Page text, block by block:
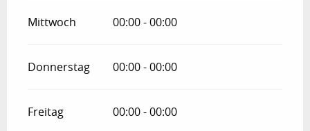
Mittwoch 00:00 - 00:00
Donnerstag 00:00 - 00:00
Freitag 00:00 - 00:00